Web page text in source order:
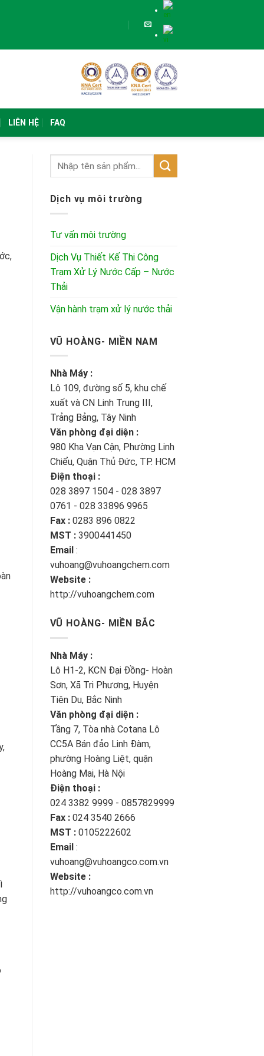
LIÊN HỆ FAQ
Dịch vụ môi trường
Tư vấn môi trường
Dịch Vụ Thiết Kế Thi Công
Trạm Xử Lý Nước Cấp – Nước
Thải
Vận hành trạm xử lý nước thải
VŨ HOÀNG- MIỀN NAM
Nhà Máy :
Lô 109, đường số 5, khu chế
xuất và CN Linh Trung III,
Trảng Bảng, Tây Ninh
Văn phòng đại diện :
980 Kha Vạn Cận, Phường Linh
Chiểu, Quận Thủ Đức, TP. HCM
Điện thoại :
028 3897 1504 - 028 3897
0761 - 028 33896 9965
Fax : 0283 896 0822
MST : 3900441450
Email :
vuhoang@vuhoangchem.com
Website :
http://vuhoangchem.com
VŨ HOÀNG- MIỀN BẮC
Nhà Máy :
Lô H1-2, KCN Đại Đồng- Hoàn
Sơn, Xã Tri Phương, Huyện
Tiên Du, Bắc Ninh
Văn phòng đại diện :
Tầng 7, Tòa nhà Cotana Lô
CC5A Bán đảo Linh Đàm,
phường Hoàng Liệt, quận
Hoàng Mai, Hà Nội
Điện thoại :
024 3382 9999 - 0857829999
Fax : 024 3540 2666
MST : 0105222602
Email :
vuhoang@vuhoangco.com.vn
Website :
http://vuhoangco.com.vn